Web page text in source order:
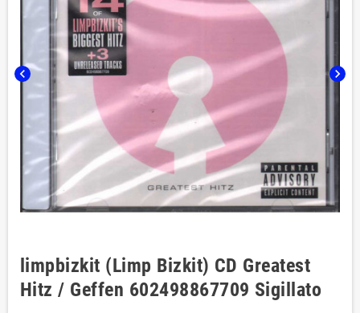
chevron_left chevron_right
limpbizkit (Limp Bizkit) CD Greatest
Hitz / Geffen 602498867709 Sigillato